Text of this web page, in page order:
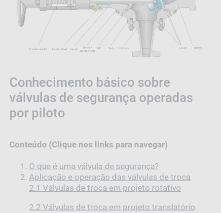
Conhecimento básico sobre
válvulas de segurança operadas
por piloto
Conteúdo (Clique nos links para navegar)
O que é uma válvula de segurança?
Aplicação e operação das válvulas de troca
2.1 Válvulas de troca em projeto rotativo
2.2 Válvulas de troca em projeto translatório